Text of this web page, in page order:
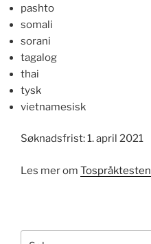
pashto
somali
sorani
tagalog
thai
tysk
vietnamesisk
Søknadsfrist: 1. april 2021
Les mer om Tospråktesten